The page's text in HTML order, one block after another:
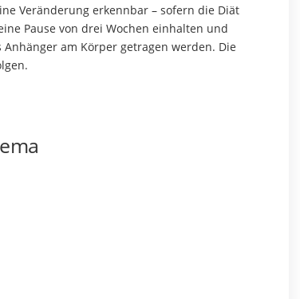
Veränderung erkennbar – sofern die Diät
Pause von drei Wochen einhalten und
am Körper getragen werden. Die